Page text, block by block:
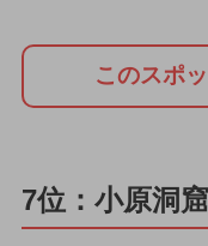
このスポ
7位：小原洞